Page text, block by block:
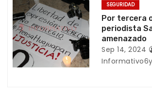
t
r
a
d
SEGURIDAD
Por tercera
periodista
amenazado
Sep 14, 2024